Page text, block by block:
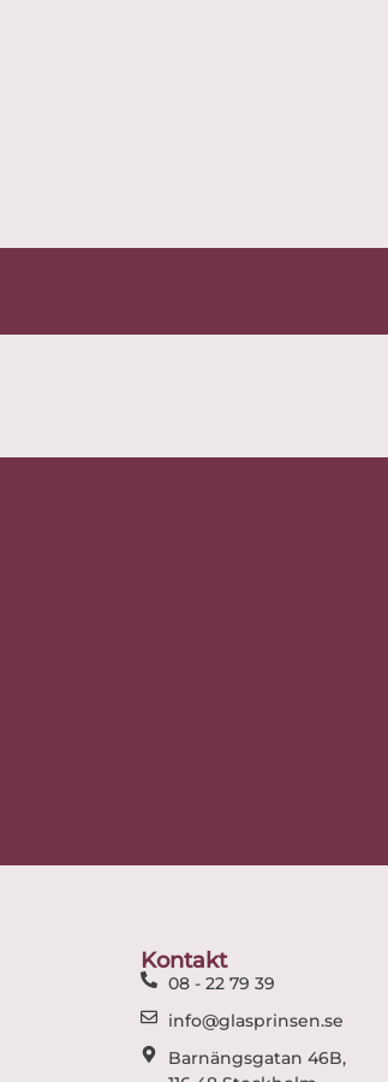
Kontakt
08 - 22 79 39
info@glasprinsen.se
Barnängsgatan 46B,